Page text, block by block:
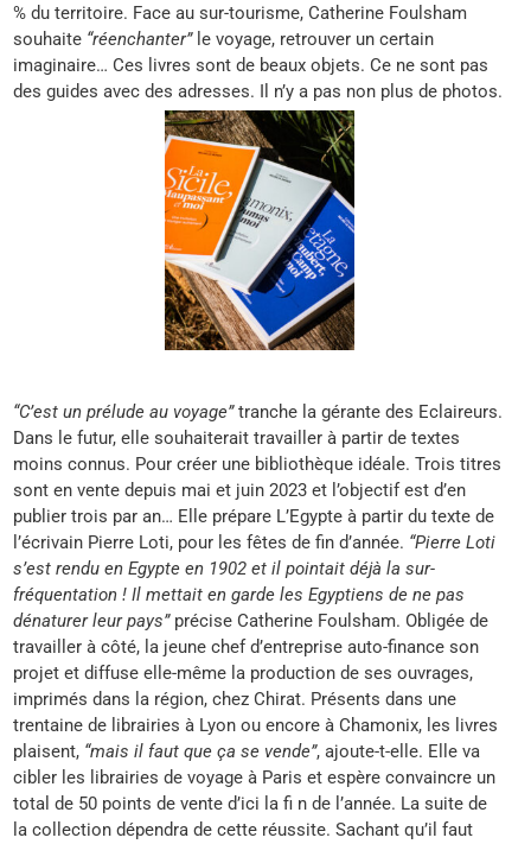
% du territoire. Face au sur-tourisme, Catherine Foulsham
souhaite “réenchanter”le voyage, retrouver un certain
imaginaire… Ces livres sont de beaux objets. Ce ne sont pas
des guides avec des adresses. Il n’y a pas non plus de photos.
“C’est un prélude au voyage”tranche la gérante des Eclaireurs.
Dans le futur, elle souhaiterait travailler à partir de textes
moins connus. Pour créer une bibliothèque idéale. Trois titres
sont en vente depuis mai et juin 2023 et l’objectif est d’en
publier trois par an… Elle prépare L’Egypte à partir du texte de
l’écrivain Pierre Loti, pour les fêtes de fin d’année. “Pierre Loti
s’est rendu en Egypte en 1902 et il pointait déjà la sur-
fréquentation ! Il mettait en garde les Egyptiens de ne pas
dénaturer leur pays”précise Catherine Foulsham. Obligée de
travailler à côté, la jeune chef d’entreprise auto-finance son
projet et diffuse elle-même la production de ses ouvrages,
imprimés dans la région, chez Chirat. Présents dans une
trentaine de librairies à Lyon ou encore à Chamonix, les livres
plaisent, “mais il faut que ça se vende”, ajoute-t-elle. Elle va
cibler les librairies de voyage à Paris et espère convaincre un
total de 50 points de vente d’ici la fi n de l’année. La suite de
la collection dépendra de cette réussite. Sachant qu’il faut